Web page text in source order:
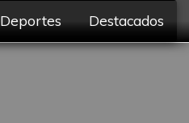
Deportes Destacados